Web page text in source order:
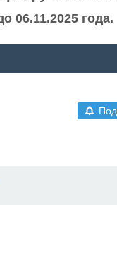
06.11.2025 года.